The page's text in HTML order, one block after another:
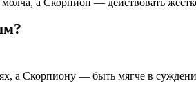
а Скорпион — действовать
а Скорпиону — быть мягче в